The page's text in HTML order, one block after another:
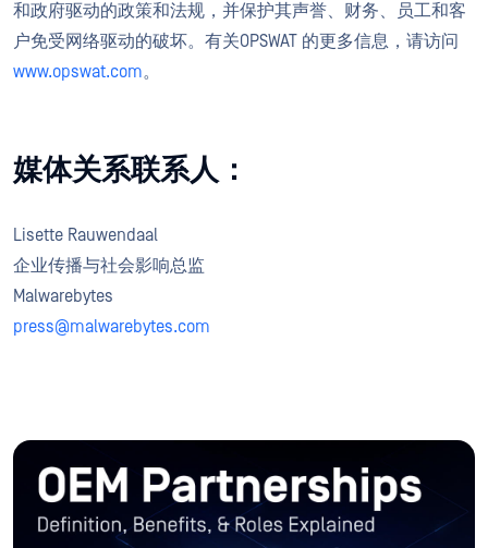
和政府驱动的政策和法规，并保护其声誉、财务、员工和客
户免受网络驱动的破坏。有关OPSWAT 的更多信息，请访问
www.opswat.com。
媒体关系联系人：
Lisette Rauwendaal
企业传播与社会影响总监
Malwarebytes
press@malwarebytes.com